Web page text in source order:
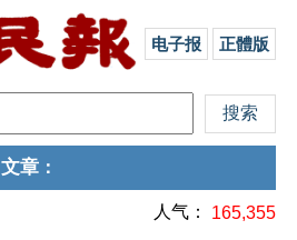
电子报 正體版
文章 ：
人气： 165,355